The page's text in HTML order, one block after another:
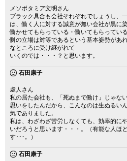
メソポタミア文明さん
ブラック具合も会社それぞれでしょうし、
は、働く人に対する誠意が無い会社が黒に
働かせてもらっている・働いてもらってい
側の立場は対等であるという基本姿勢があ
なところに受け継がれて
いくのでは・・・？と思います。
石田康子
虚人さん
私の居た会社も、「死ぬまで働け」じゃな
思いをしたんだから、こんなのは生ぬるい
気でありました。
私は、わざわざ苦労しなくても、効率的に
いだろうと思います・・・。（有能な人ほ
す･･･。）
石田康子